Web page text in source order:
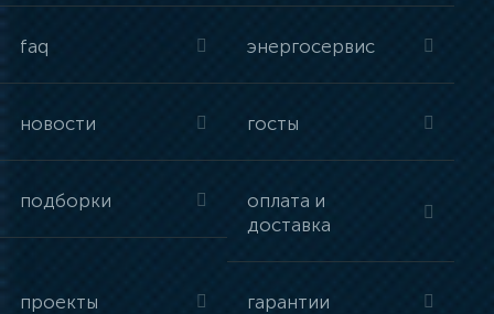
faq энергосервис
новости госты
подборки
оплата и
доставка
проекты гарантии